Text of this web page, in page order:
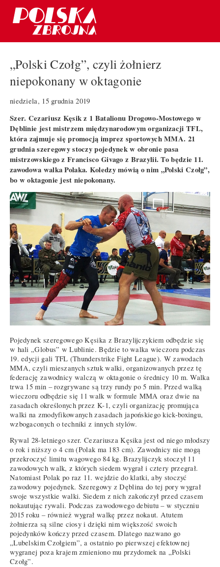
„Polski Czołg”, czyli żołnierz
niepokonany w oktagonie
niedziela, 15 grudnia 2019
Szer. Cezariusz Kęsik z 1 Batalionu Drogowo-Mostowego w
Dęblinie jest mistrzem międzynarodowym organizacji TFL,
która zajmuje się promocją imprez sportowych MMA. 21
grudnia szeregowy stoczy pojedynek w obronie pasa
mistrzowskiego z Francisco Givago z Brazylii. To będzie 11.
zawodowa walka Polaka. Koledzy mówią o nim „Polski Czołg”,
bo w oktagonie jest niepokonany.
Pojedynek szeregowego Kęsika z Brazylijczykiem odbędzie się
w hali „Globus” w Lublinie. Będzie to walka wieczoru podczas
19. edycji gali TFL (Thunderstrike Fight League). W zawodach
MMA, czyli mieszanych sztuk walki, organizowanych przez tę
federację zawodnicy walczą w oktagonie o średnicy 10 m. Walka
trwa 15 min – rozgrywane są trzy rundy po 5 min. Przed walką
wieczoru odbędzie się 11 walk w formule MMA oraz dwie na
zasadach określonych przez K-1, czyli organizację promująca
walki na zmodyfikowanych zasadach japońskiego kick-boxingu,
wzbogaconych o techniki z innych stylów.
Rywal 28-letniego szer. Cezariusza Kęsika jest od niego młodszy
o rok i niższy o 4 cm (Polak ma 183 cm). Zawodnicy nie mogą
przekroczyć limitu wagowego 84 kg. Brazylijczyk stoczył 11
zawodowych walk, z których siedem wygrał i cztery przegrał.
Natomiast Polak po raz 11. wejdzie do klatki, aby stoczyć
zawodowy pojedynek. Szeregowy z Dęblina do tej pory wygrał
swoje wszystkie walki. Siedem z nich zakończył przed czasem
nokautując rywali. Podczas zawodowego debiutu – w styczniu
2015 roku – również wygrał walkę przez nokaut. Atutem
żołnierza są silne ciosy i dzięki nim większość swoich
pojedynków kończy przed czasem. Dlatego nazwano go
„Lubelskim Czołgiem”, a ostatnio po pierwszej efektownej
wygranej poza krajem zmieniono mu przydomek na „Polski
Czołg”.